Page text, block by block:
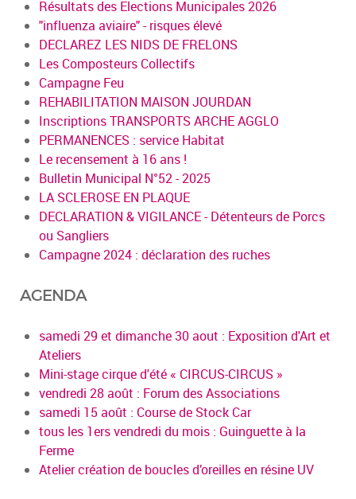
Résultats des Elections Municipales 2026
"influenza aviaire" - risques élevé
DECLAREZ LES NIDS DE FRELONS
Les Composteurs Collectifs
Campagne Feu
REHABILITATION MAISON JOURDAN
Inscriptions TRANSPORTS ARCHE AGGLO
PERMANENCES : service Habitat
Le recensement à 16 ans !
Bulletin Municipal N°52 - 2025
LA SCLEROSE EN PLAQUE
DECLARATION & VIGILANCE - Détenteurs de Porcs
ou Sangliers
Campagne 2024 : déclaration des ruches
AGENDA
samedi 29 et dimanche 30 aout : Exposition d'Art et
Ateliers
Mini-stage cirque d'été « CIRCUS-CIRCUS »
vendredi 28 août : Forum des Associations
samedi 15 août : Course de Stock Car
tous les 1ers vendredi du mois : Guinguette à la
Ferme
Atelier création de boucles d’oreilles en résine UV